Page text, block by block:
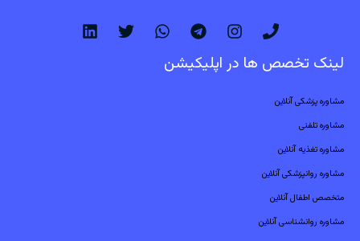
لینک تخصص ها در اپلیکیشن
مشاوره پزشکی آنلاین
مشاوره تلفنی
مشاوره تغذیه آنلاین
مشاوره روانپزشکی آنلاین
متخصص اطفال آنلاین
مشاوره روانشناسی آنلاین